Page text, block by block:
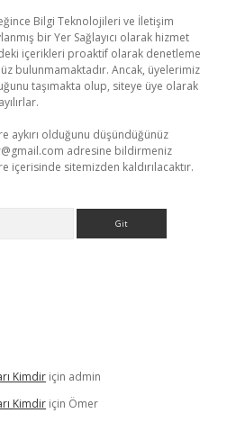
Bilgi Teknolojileri ve İletişim
bir Yer Sağlayıcı olarak hizmet
içerikleri proaktif olarak denetleme
bulunmamaktadır. Ancak, üyelerimiz
taşımakta olup, siteye üye olarak
aykırı olduğunu düşündüğünüz
adresine bildirmeniz
içerisinde sitemizden kaldırılacaktır.
Kimdir için admin
Kimdir için Ömer